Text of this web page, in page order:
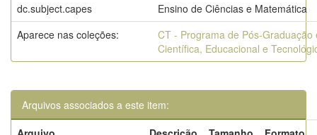
dc.subject.capes
Ensino de Ciências e Matemática
Aparece nas coleções:
CT - Programa de Pós-Graduação
Científica, Educacional e
Arquivos associados a este item: